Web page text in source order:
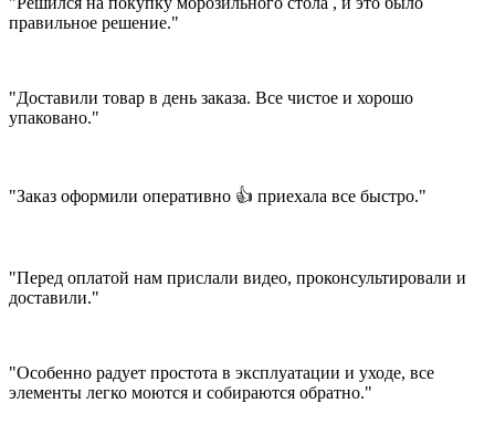
правильное решение."
"Доставили товар в день заказа. Все чистое и хорошо
упаковано."
"Заказ оформили оперативно 👍 приехала все быстро."
"Перед оплатой нам прислали видео, проконсультировали и
доставили."
"Особенно радует простота в эксплуатации и уходе, все
элементы легко моются и собираются обратно."